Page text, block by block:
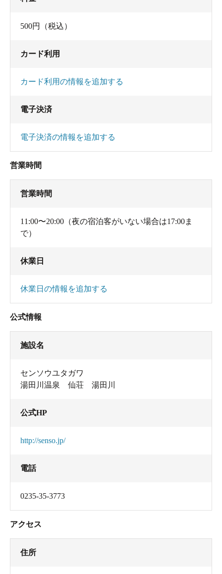
500円（税込）
カード利用
カード利用の情報を追加する
電子決済
電子決済の情報を追加する
営業時間
営業時間
11:00〜20:00（夜の宿泊客がいない場合は17:00ま
で）
休業日
休業日の情報を追加する
公式情報
施設名
センソウユタガワ
湯田川温泉 仙荘 湯田川
公式HP
http://senso.jp/
電話
0235-35-3773
アクセス
住所